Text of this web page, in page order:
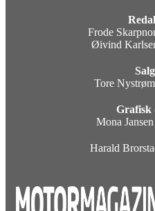
Frode
Øivind
Tore
Grafisk
Mona
Harald